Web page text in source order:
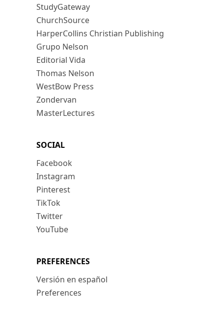
StudyGateway
ChurchSource
HarperCollins Christian Publishing
Grupo Nelson
Editorial Vida
Thomas Nelson
WestBow Press
Zondervan
MasterLectures
SOCIAL
Facebook
Instagram
Pinterest
TikTok
Twitter
YouTube
PREFERENCES
Versión en español
Preferences